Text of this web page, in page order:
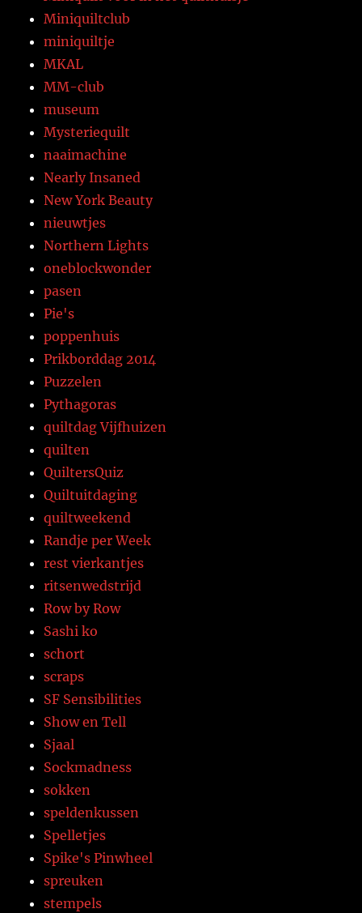
Miniquiltclub
miniquiltje
MKAL
MM-club
museum
Mysteriequilt
naaimachine
Nearly Insaned
New York Beauty
nieuwtjes
Northern Lights
oneblockwonder
pasen
Pie's
poppenhuis
Prikborddag 2014
Puzzelen
Pythagoras
quiltdag Vijfhuizen
quilten
QuiltersQuiz
Quiltuitdaging
quiltweekend
Randje per Week
rest vierkantjes
ritsenwedstrijd
Row by Row
Sashi ko
schort
scraps
SF Sensibilities
Show en Tell
Sjaal
Sockmadness
sokken
speldenkussen
Spelletjes
Spike's Pinwheel
spreuken
stempels